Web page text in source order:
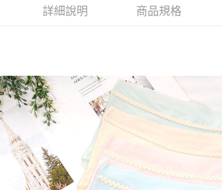
１．於結帳方式選擇「AFTEE先享後付」後，將跳轉
結帳頁面，進行簡訊認證並確認金額後，即可完成結帳
購買商品的店家。未經商家同意取消之訂單仍視為有效
後付繳納相關費用。
※ 交易是否成功請以「AFTEE先享後付 」之結帳頁面
是否繳費成功／繳費後需取消欲退款等相關疑問，請聯
客戶支援中心」
https://netprotections.freshdesk.com/
【注意事項】
１．透過由恩沛科技股份有限公司提供之「AFTEE先
易，需依本服務之必要範圍內提供個人資料，並將交
付款後全家取貨
每筆NT$80，滿NT$899(含以上)免運費
付款後7-11取貨
每筆NT$80，滿NT$899(含以上)免運費
黑貓宅急便
每筆NT$80，滿NT$899(含以上)免運費
詳細說明 商品規格